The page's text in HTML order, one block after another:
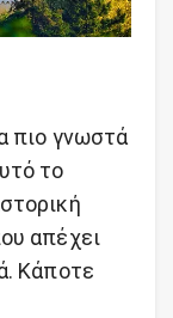
πιο γνωστά
το
απέχει
Κάποτε